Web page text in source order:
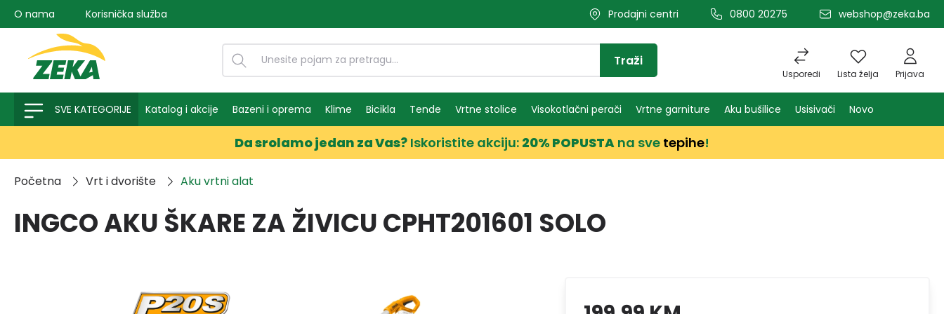
pretragu Preskoči na glavnu navigaciju
O nama Korisnička služba Prodajni centri 0800 20275 webshop@zeka.ba
Usporedi Lista želja Prijava
Traži
SVE KATEGORIJE Katalog i akcije Bazeni i oprema Klime Bicikla Tende Vrtne stolice Visokotlačni perači Vrtne garniture Aku bušilice Usisivači Novo
Da srolamo jedan za Vas? Iskoristite akciju: 20% POPUSTA na sve tepihe!
Početna Vrt i dvorište Aku vrtni alat
INGCO AKU ŠKARE ZA ŽIVICU CPHT201601 SOLO